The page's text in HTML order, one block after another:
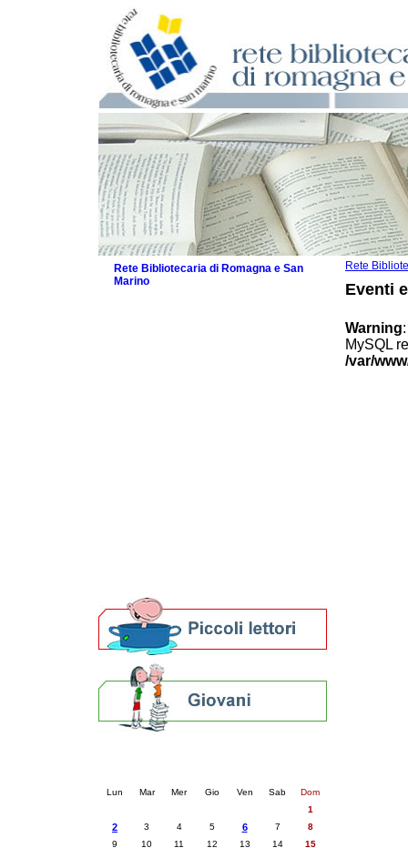
Rete
Eventi
Warning
MySQL
/var/
Rete Bibliotecaria di Romagna e San
Marino
Lun Mar Mer Gio Ven Sab
Dom
1
2 3 4 5 6 7
8
9
10 11 12 13 14
15